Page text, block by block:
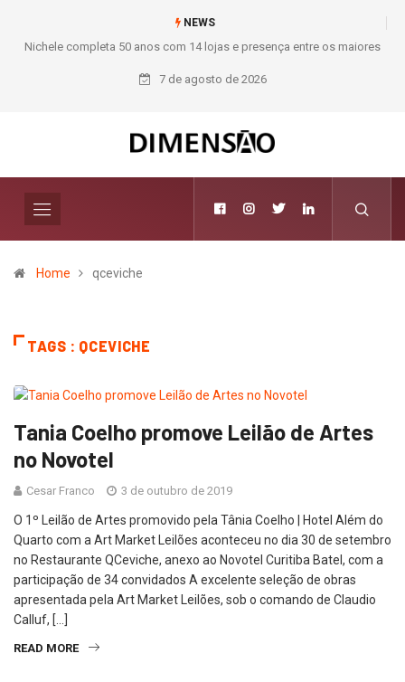
NEWS
Nichele completa 50 anos com 14 lojas e presença entre os maiores
varejistas de materiais de construção do Brasil
7 de agosto de 2026
Home qceviche
TAGS : QCEVICHE
Tania Coelho promove Leilão de Artes
no Novotel
Cesar Franco 3 de outubro de 2019
O 1º Leilão de Artes promovido pela Tânia Coelho | Hotel Além do
Quarto com a Art Market Leilões aconteceu no dia 30 de setembro
no Restaurante QCeviche, anexo ao Novotel Curitiba Batel, com a
participação de 34 convidados A excelente seleção de obras
apresentada pela Art Market Leilões, sob o comando de Claudio
Calluf, […]
READ MORE